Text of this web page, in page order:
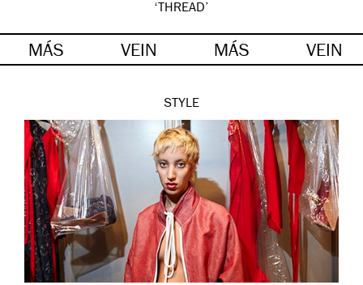
‘THREAD’
MÁS VEIN MÁS VEIN
STYLE